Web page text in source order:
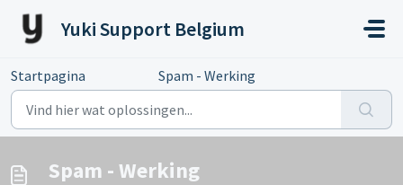
Yuki Support Belgium
Startpagina Spam - Werking
Spam - Werking